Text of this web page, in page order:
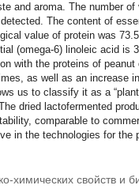
and aroma. The number
The content of
value of protein was
(omega-6) linoleic acid is
with the proteins of
as well as an increase
us to classify it as a
dried lactofermented
comparable to
in the technologies for
химических свойств и